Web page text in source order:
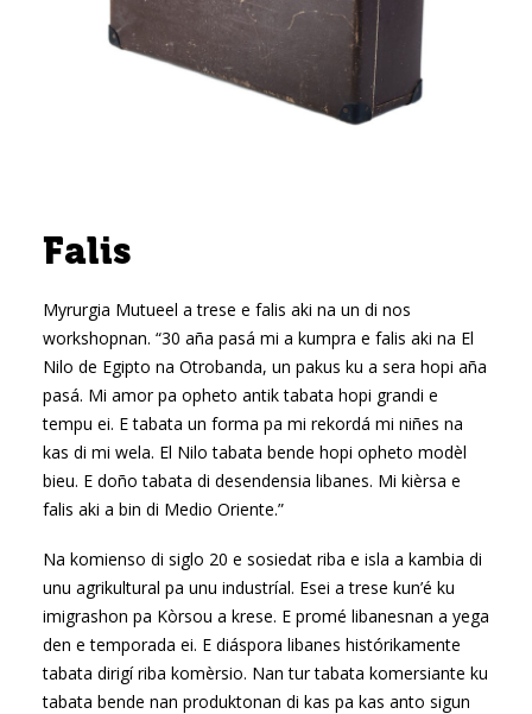
Falis
Myrurgia Mutueel a trese e falis aki na un di nos
workshopnan. “30 aña pasá mi a kumpra e falis aki na El
Nilo de Egipto na Otrobanda, un pakus ku a sera hopi aña
pasá. Mi amor pa opheto antik tabata hopi grandi e
tempu ei. E tabata un forma pa mi rekordá mi niñes na
kas di mi wela. El Nilo tabata bende hopi opheto modèl
bieu. E doño tabata di desendensia libanes. Mi kièrsa e
falis aki a bin di Medio Oriente.”
Na komienso di siglo 20 e sosiedat riba e isla a kambia di
unu agrikultural pa unu industríal. Esei a trese kun’é ku
imigrashon pa Kòrsou a krese. E promé libanesnan a yega
den e temporada ei. E diáspora libanes histórikamente
tabata dirigí riba komèrsio. Nan tur tabata komersiante ku
tabata bende nan produktonan di kas pa kas anto sigun